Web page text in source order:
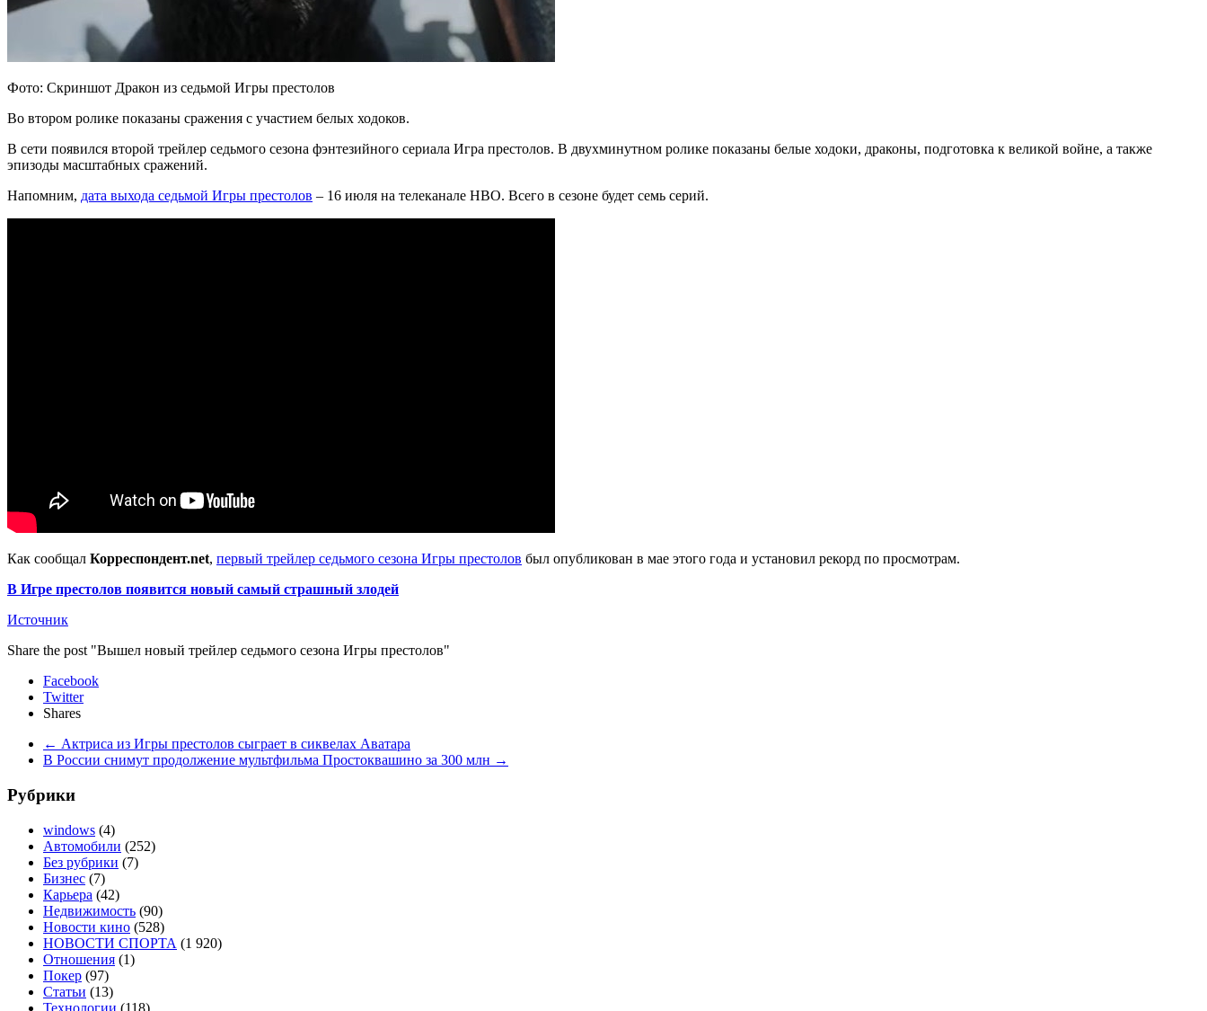
Фото: Скриншот Дракон из седьмой Игры престолов
Во втором ролике показаны сражения с участием белых ходоков.
В сети появился второй трейлер седьмого сезона фэнтезийного сериала Игра престолов. В двухминутном ролике показаны белые ходоки, драконы, подготовка к великой войне, а также
эпизоды масштабных сражений.
Напомним, дата выхода седьмой Игры престолов – 16 июля на телеканале HBO. Всего в сезоне будет семь серий.
Как сообщал Корреспондент.net, первый трейлер седьмого сезона Игры престолов был опубликован в мае этого года и установил рекорд по просмотрам.
В Игре престолов появится новый самый страшный злодей
Источник
Share the post "Вышел новый трейлер седьмого сезона Игры престолов"
Facebook
Twitter
Shares
← Актриса из Игры престолов сыграет в сиквелах Аватара
В России снимут продолжение мультфильма Простоквашино за 300 млн →
Рубрики
windows (4)
Автомобили (252)
Без рубрики (7)
Бизнес (7)
Карьера (42)
Недвижимость (90)
Новости кино (528)
НОВОСТИ СПОРТА (1 920)
Отношения (1)
Покер (97)
Статьи (13)
Технологии (118)